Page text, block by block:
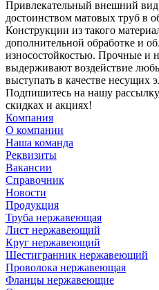
Привлекательный внешний
достоинством матовых труб в
Конструкции из такого
дополнительной обработке и
износостойкостью. Прочные и
выдерживают воздействие
выступать в качестве несущих
Подпишитесь на нашу
скидках и акциях!
Компания
О компании
Наша команда
Реквизиты
Вакансии
Справочник
Новости
Продукция
Труба нержавеющая
Лист нержавеющий
Круг нержавеющий
Шестигранник нержавеющий
Проволока нержавеющая
Фланцы нержавеющие